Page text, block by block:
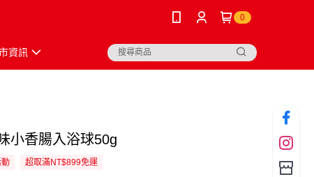
0
資訊
小香腸入浴球50g
超取滿NT$899免運